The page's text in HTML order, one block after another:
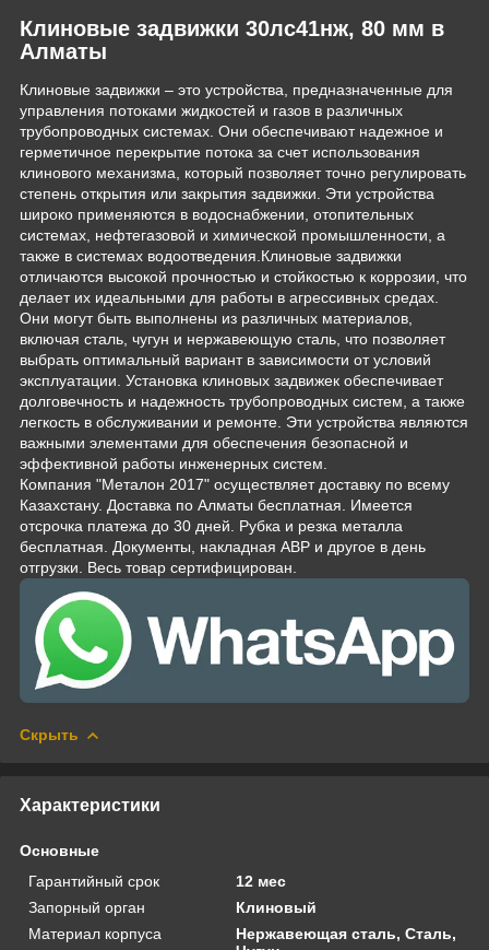
Клиновые задвижки 30лс41нж, 80 мм в
Алматы
Клиновые задвижки – это устройства, предназначенные для
управления потоками жидкостей и газов в различных
трубопроводных системах. Они обеспечивают надежное и
герметичное перекрытие потока за счет использования
клинового механизма, который позволяет точно регулировать
степень открытия или закрытия задвижки. Эти устройства
широко применяются в водоснабжении, отопительных
системах, нефтегазовой и химической промышленности, а
также в системах водоотведения.Клиновые задвижки
отличаются высокой прочностью и стойкостью к коррозии, что
делает их идеальными для работы в агрессивных средах.
Они могут быть выполнены из различных материалов,
включая сталь, чугун и нержавеющую сталь, что позволяет
выбрать оптимальный вариант в зависимости от условий
эксплуатации. Установка клиновых задвижек обеспечивает
долговечность и надежность трубопроводных систем, а также
легкость в обслуживании и ремонте. Эти устройства являются
важными элементами для обеспечения безопасной и
эффективной работы инженерных систем.
Компания "Металон 2017" осуществляет доставку по всему
Казахстану. Доставка по Алматы бесплатная. Имеется
отсрочка платежа до 30 дней. Рубка и резка металла
бесплатная. Документы, накладная АВР и другое в день
отгрузки. Весь товар сертифицирован.
Скрыть
Характеристики
Основные
Гарантийный срок
12 мес
Запорный орган
Клиновый
Материал корпуса
Нержавеющая сталь, Сталь,